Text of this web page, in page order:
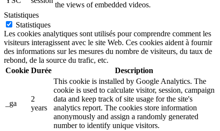
the views of embedded videos.
Statistiques
Statistiques
Les cookies analytiques sont utilisés pour comprendre comment les
visiteurs interagissent avec le site Web. Ces cookies aident à fournir
des informations sur les mesures du nombre de visiteurs, du taux de
rebond, de la source du trafic, etc.
Cookie Durée Description
_ga
2
years
This cookie is installed by Google Analytics. The
cookie is used to calculate visitor, session, campaign
data and keep track of site usage for the site's
analytics report. The cookies store information
anonymously and assign a randomly generated
number to identify unique visitors.